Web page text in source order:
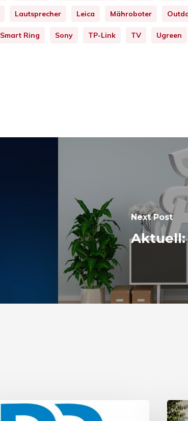
Lautsprecher Leica Mähroboter
Smart Ring Sony TP-Link TV Ugreen
Next Post